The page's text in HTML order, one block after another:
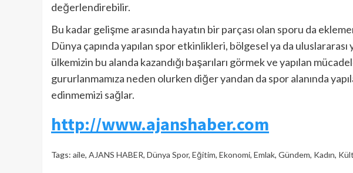
değerlendirebilir.
Bu kadar gelişme arasında hayatın bir parçası olan sporu da
Dünya çapında yapılan spor etkinlikleri, bölgesel ya da uluslararası
ülkemizin bu alanda kazandığı başarıları görmek ve yapılan
gururlanmamıza neden olurken diğer yandan da spor alanında
edinmemizi sağlar.
http://www.ajanshaber.com
Tags: aile, AJANS HABER, Dünya Spor, Eğitim, Ekonomi, Emlak, Gündem, Kadın,